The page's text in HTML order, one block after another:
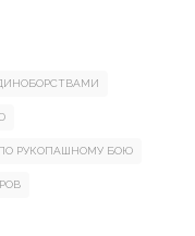
РУКОПАШНОМУ БОЮ